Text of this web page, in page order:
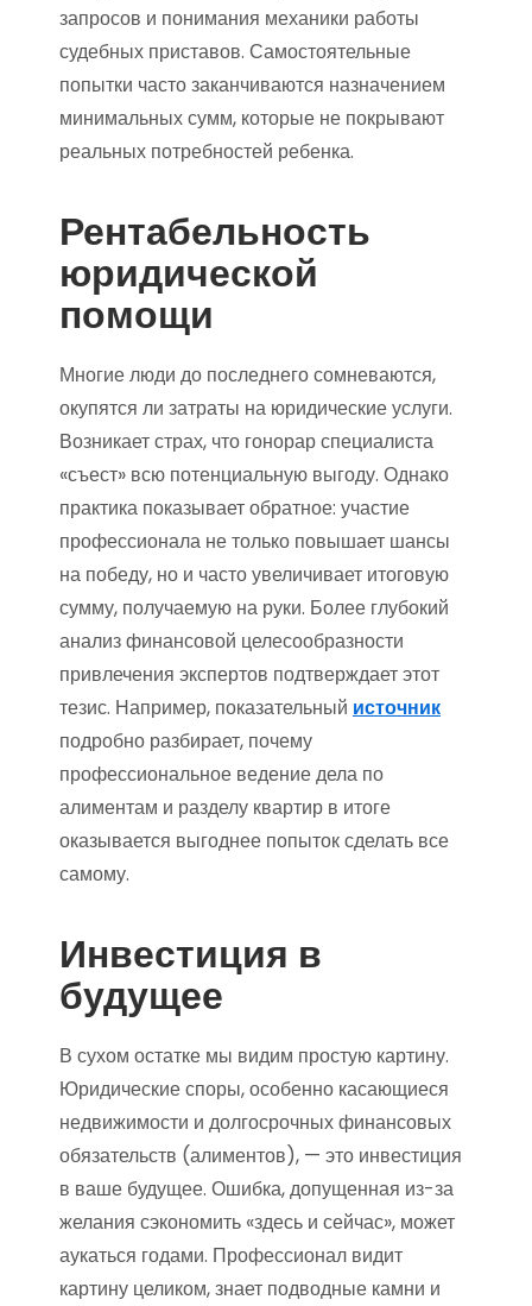
запросов и понимания механики работы
судебных приставов. Самостоятельные
попытки часто заканчиваются назначением
минимальных сумм, которые не покрывают
реальных потребностей ребенка.
Рентабельность
юридической
помощи
Многие люди до последнего сомневаются,
окупятся ли затраты на юридические услуги.
Возникает страх, что гонорар специалиста
«съест» всю потенциальную выгоду. Однако
практика показывает обратное: участие
профессионала не только повышает шансы
на победу, но и часто увеличивает итоговую
сумму, получаемую на руки. Более глубокий
анализ финансовой целесообразности
привлечения экспертов подтверждает этот
тезис. Например, показательный источник
подробно разбирает, почему
профессиональное ведение дела по
алиментам и разделу квартир в итоге
оказывается выгоднее попыток сделать все
самому.
Инвестиция в
будущее
В сухом остатке мы видим простую картину.
Юридические споры, особенно касающиеся
недвижимости и долгосрочных финансовых
обязательств (алиментов), — это инвестиция
в ваше будущее. Ошибка, допущенная из-за
желания сэкономить «здесь и сейчас», может
аукаться годами. Профессионал видит
картину целиком, знает подводные камни и